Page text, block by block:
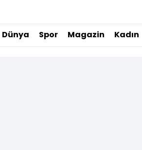
Dünya Spor Magazin Kadın